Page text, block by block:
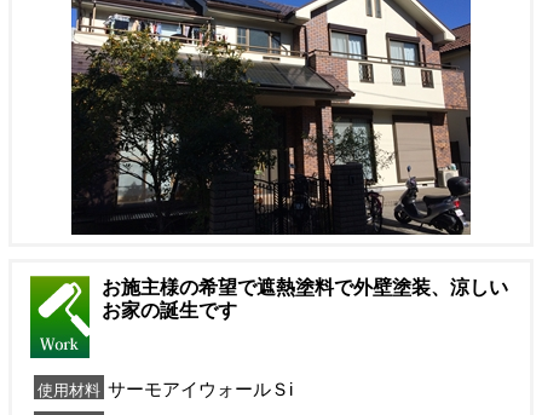
お施主様の希望で遮熱塗料で外壁塗装、涼しい
お家の誕生です
使用材料 サーモアイウォールＳi